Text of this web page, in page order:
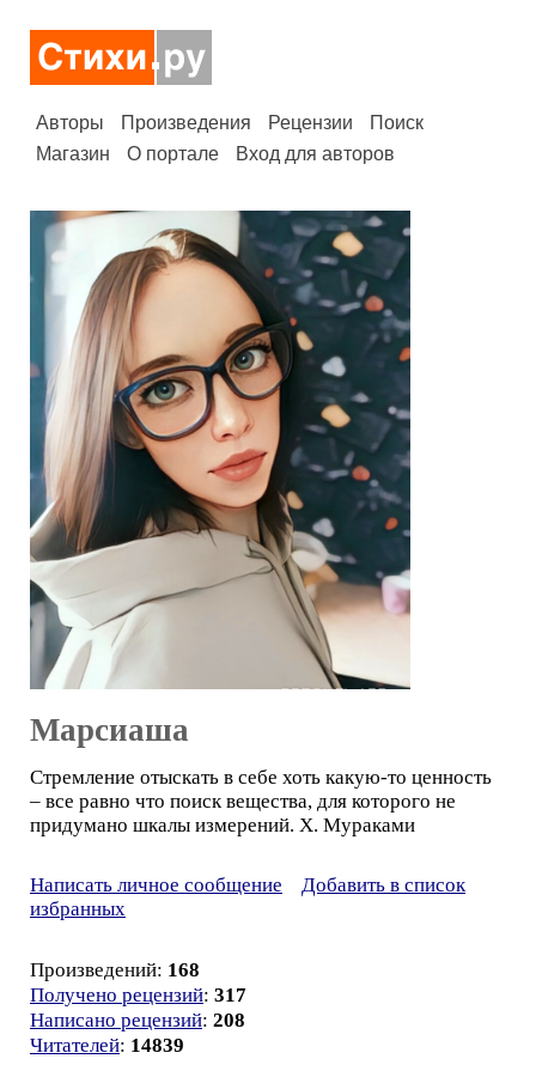
Авторы Произведения Рецензии
Поиск
Магазин
О портале Вход для авторов
Марсиаша
Стремление отыскать в себе хоть какую-то ценность
– все равно что поиск вещества, для которого не
придумано шкалы измерений. Х. Мураками
Написать личное сообщение
Добавить в список
избранных
Произведений: 168
Получено рецензий: 317
Написано рецензий: 208
Читателей: 14839